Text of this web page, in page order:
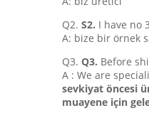
Q2. S2. I have no
A: bize bir örnek
Q3. Q3. Before
A : We are
sevkiyat öncesi
muayene için